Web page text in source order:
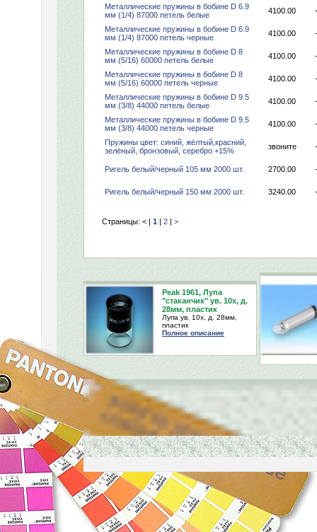
Металлические пружины в бобине D 6.9
мм (1/4) 87000 петель белые
4100.00 -
Металлические пружины в бобине D 6.9
мм (1/4) 87000 петель черные
4100.00 -
Металлические пружины в бобине D 8
мм (5/16) 60000 петель белые
4100.00 -
Металлические пружины в бобине D 8
мм (5/16) 60000 петель черные
4100.00 -
Металлические пружины в бобине D 9.5
мм (3/8) 44000 петель белые
4100.00 -
Металлические пружины в бобине D 9.5
мм (3/8) 44000 петель черные
4100.00 -
Пружины цвет: синий, жёлтый,красний,
зелёный, бронзовый, серебро +15%
звоните -
Ригель белый/черный 105 мм 2000 шт. 2700.00 -
Ригель белый/черный 150 мм 2000 шт. 3240.00 -
Страницы: < | 1 | 2 | >
Peak 1961, Лупа
"стаканчик" ув. 10х, д.
28мм, пластик
Лупа ув. 10х, д. 28мм,
пластик
Полное описание